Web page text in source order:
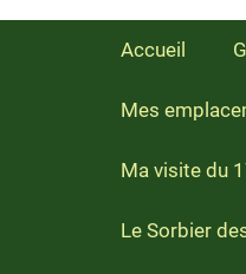
Accueil
Mes
Ma visite du
Le Sorbier